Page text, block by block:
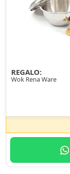
REGALO:
Wok Rena Ware